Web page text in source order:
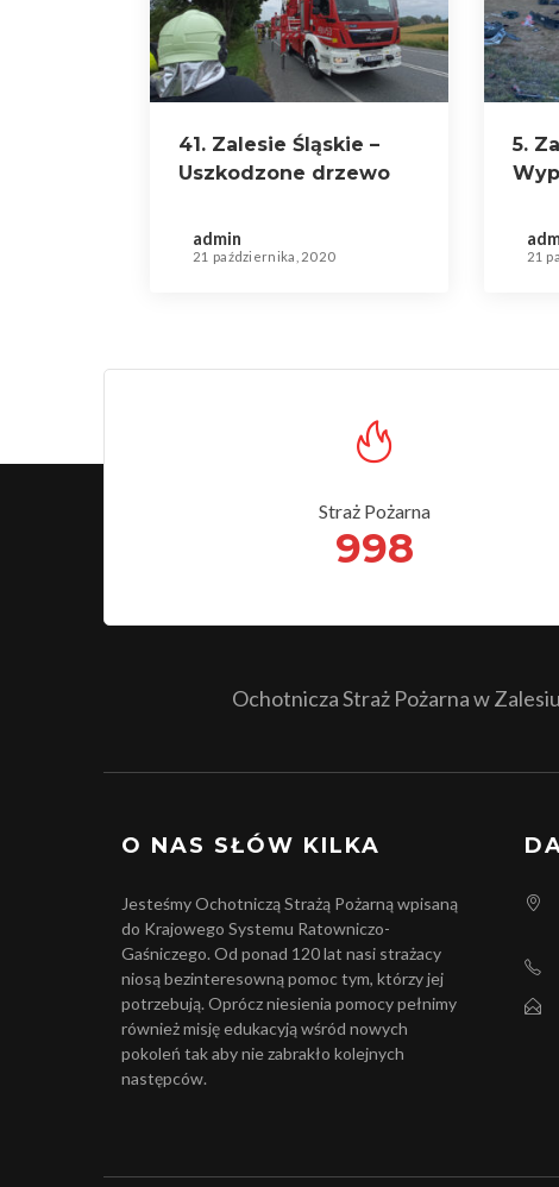
41. Zalesie Śląskie –
Uszkodzone drzewo
admin
21 października, 2020
5.
21
Straż Pożarna
998
Ochotnicza Straż Pożarna w
O NAS SŁÓW KILKA
Jesteśmy Ochotniczą Strażą Pożarną wpisaną
do Krajowego Systemu Ratowniczo-
Gaśniczego. Od ponad 120 lat nasi strażacy
niosą bezinteresowną pomoc tym, którzy jej
potrzebują. Oprócz niesienia pomocy pełnimy
również misję edukacyją wśród nowych
pokoleń tak aby nie zabrakło kolejnych
następców.